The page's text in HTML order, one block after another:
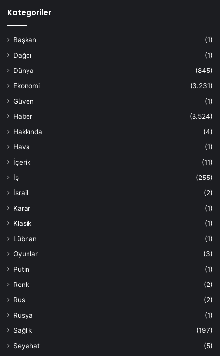
Kategoriler
Başkan
(1)
Dağcı
(1)
Dünya
(845)
Ekonomi
(3.231)
Güven
(1)
Haber
(8.524)
Hakkında
(4)
Hava
(1)
İçerik
(11)
İş
(255)
İsrail
(2)
Karar
(1)
Klasik
(1)
Lübnan
(1)
Oyunlar
(3)
Putin
(1)
Renk
(2)
Rus
(2)
Rusya
(1)
Sağlık
(197)
Seyahat
(5)